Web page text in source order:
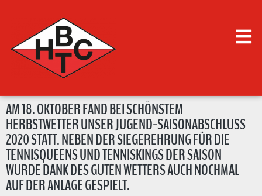
AM 18. OKTOBER FAND BEI SCHÖNSTEM
HERBSTWETTER UNSER JUGEND-SAISONABSCHLUSS
2020 STATT. NEBEN DER SIEGEREHRUNG FÜR DIE
TENNISQUEENS UND TENNISKINGS DER SAISON
WURDE DANK DES GUTEN WETTERS AUCH NOCHMAL
AUF DER ANLAGE GESPIELT.